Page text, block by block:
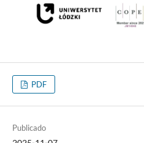
PDF
Publicado